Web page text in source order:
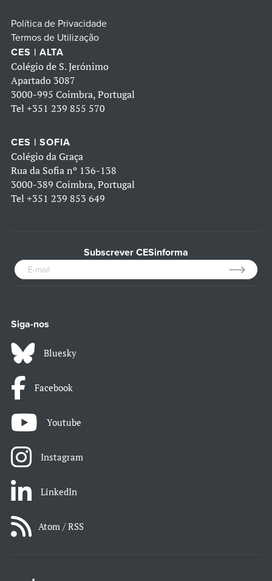
Política de Privacidade
Termos de Utilização
CES | ALTA
Colégio de S. Jerónimo
Apartado 3087
3000-995 Coimbra, Portugal
Tel +351 239 855 570
CES | SOFIA
Colégio da Graça
Rua da Sofia nº 136-138
3000-389 Coimbra, Portugal
Tel +351 239 853 649
Subscrever CESinforma
Siga-nos
Bluesky
Facebook
Youtube
Instagram
LinkedIn
Atom / RSS